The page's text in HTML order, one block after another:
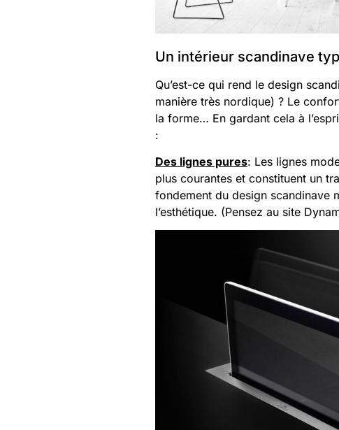
Un intérieur scandinave
Qu’est-ce qui rend le design
manière très nordique) ? Le
la forme… En gardant cela à
:
Des lignes pures: Les lignes
plus courantes et constituent un
fondement du design scandinave
l’esthétique. (Pensez au site